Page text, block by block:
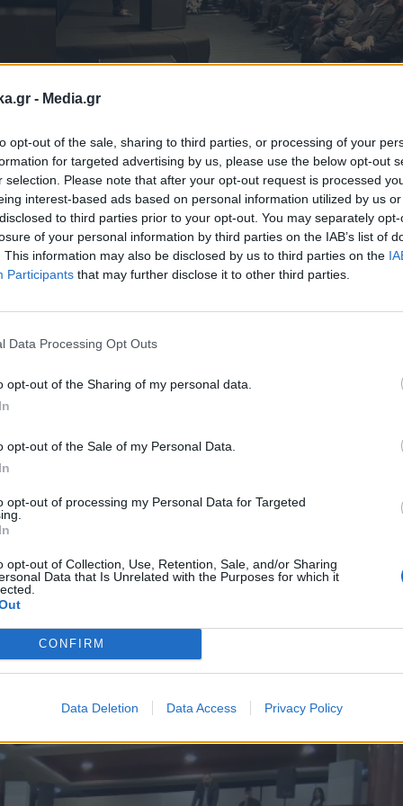
- Media.gr
opt-out of the sale, sharing to third parties, or processing of your
for targeted advertising by us, please use the below opt-out
selection. Please note that after your opt-out request is processed
interest-based ads based on personal information utilized by us
to third parties prior to your opt-out. You may separately
of your personal information by third parties on the IAB’s list of
This information may also be disclosed by us to third parties on the
Participants that may further disclose it to other third parties.
Data Processing Opt Outs
opt-out of the Sharing of my personal data.
opt-out of the Sale of my Personal Data.
opt-out of processing my Personal Data for Targeted
opt-out of Collection, Use, Retention, Sale, and/or Sharing
Data that Is Unrelated with the Purposes for which it
CONFIRM
Data Deletion Data Access Privacy Policy
στα δικά του ζητήματα της καινοτομίας
σύγχρονου πατριωτισμού, ενώ έκανε και
όλης της Θεσσαλονίκης. Εμφανίστηκε λίγο
ντεσού ξεχώρισαν τα μουσικά, όπου ο
έγινε με μουσική blues rock και με
house μουσική από ένα συγκρότημα που
ο Καλαφάτης.
της Ράπτη
Ράπτηκαι πραγματοποιήθηκε στη
Συνοχής και Οικογένειας, αλλά και ο ΥΜΑΘ
ως ομιλητές, ενώ στο πάνελ ανέβηκαν και 6
γυναικών ως μοχλός ανάπτυξης της
newsletter
Αποδέχομαι τουςόρους χρήσης